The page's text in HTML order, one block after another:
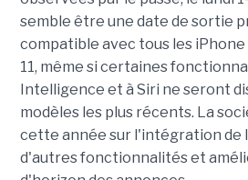
semble être une date de sortie
compatible avec tous les
11, même si certaines
Intelligence et à Siri ne seront
modèles les plus récents. La
cette année sur l'intégration de
d'autres fonctionnalités et